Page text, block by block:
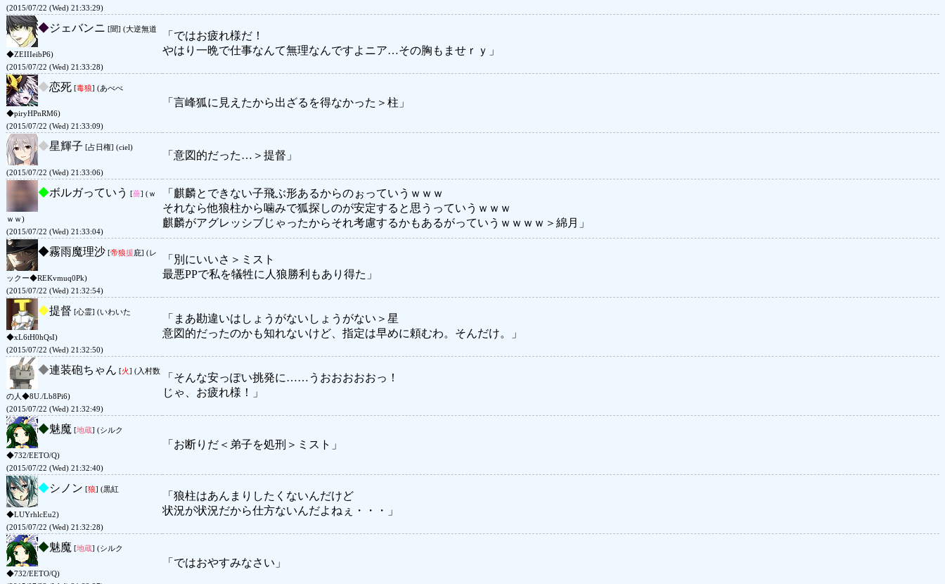
(2015/07/22 (Wed) 21:33:29)
◆ジェバンニ [聞] (大逆無道
◆ZEIIIeibP6)
(2015/07/22 (Wed) 21:33:28)
「ではお疲れ様だ！
やはり一晩で仕事なんて無理なんですよニア…その胸もませｒｙ」
◆恋死 [毒狼] (あべべ
◆piryHPnRM6)
(2015/07/22 (Wed) 21:33:09)
「言峰狐に見えたから出ざるを得なかった＞柱」
◆星輝子 [占日権] (ciel)
(2015/07/22 (Wed) 21:33:06)
「意図的だった…＞提督」
◆ボルガっていう [薔] (ｗ
ｗｗ)
(2015/07/22 (Wed) 21:33:04)
「麒麟とできない子飛ぶ形あるからのぉっていうｗｗｗ
それなら他狼柱から噛みで狐探しのが安定すると思うっていうｗｗｗ
麒麟がアグレッシブじゃったからそれ考慮するかもあるがっていうｗｗｗｗ＞綿月」
◆霧雨魔理沙 [帝狼援庇] (レ
ックー◆REKvmuq0Pk)
(2015/07/22 (Wed) 21:32:54)
「別にいいさ＞ミスト
最悪PPで私を犠牲に人狼勝利もあり得た」
◆提督 [心霊] (いわいた
◆xL6tH0hQsI)
(2015/07/22 (Wed) 21:32:50)
「まあ勘違いはしょうがないしょうがない＞星
意図的だったのかも知れないけど、指定は早めに頼むわ。そんだけ。」
◆連装砲ちゃん [火] (入村数
の人◆8U./Lb8Pi6)
(2015/07/22 (Wed) 21:32:49)
「そんな安っぽい挑発に……うおおおおおっ！
じゃ、お疲れ様！」
◆魅魔 [地蔵] (シルク
◆732/EETO/Q)
(2015/07/22 (Wed) 21:32:40)
「お断りだ＜弟子を処刑＞ミスト」
◆シノン [狼] (黒紅
◆LUYrhlcEu2)
(2015/07/22 (Wed) 21:32:28)
「狼柱はあんまりしたくないんだけど
状況が状況だから仕方ないんだよねぇ・・・」
◆魅魔 [地蔵] (シルク
◆732/EETO/Q)
「ではおやすみなさい」